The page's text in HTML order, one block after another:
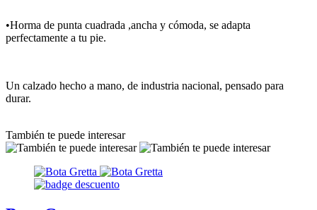
•Horma de punta cuadrada ,ancha y cómoda, se adapta
perfectamente a tu pie.
Un calzado hecho a mano, de industria nacional, pensado para
durar.
También te puede interesar